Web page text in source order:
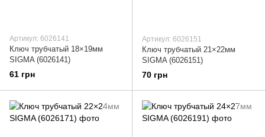
Артикул: 6026141
Ключ трубчатый 18×19мм
SIGMA (6026141)
61 грн
Артикул: 6026151
Ключ трубчатый 21×22мм
SIGMA (6026151)
70 грн